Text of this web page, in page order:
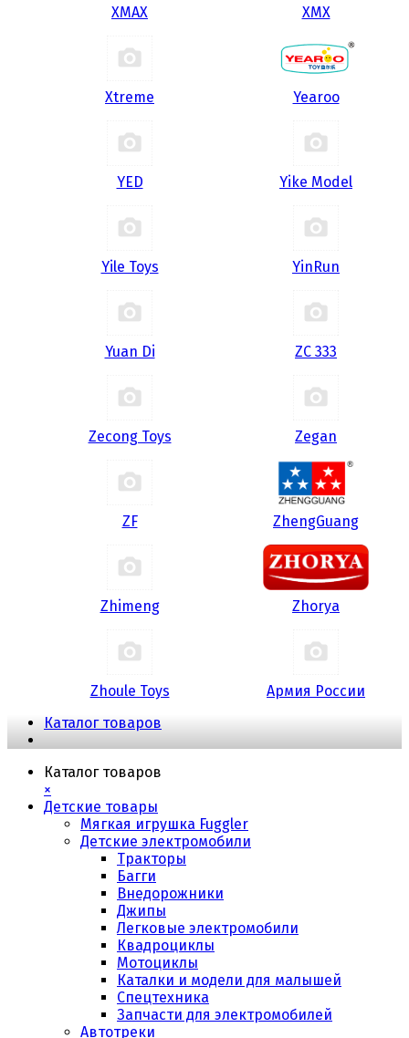
XMAX XMX
Xtreme Yearoo
YED Yike Model
Yile Toys YinRun
Yuan Di ZC 333
Zecong Toys Zegan
ZF ZhengGuang
Zhimeng Zhorya
Zhoule Toys
Армия России
Каталог товаров
Каталог товаров
×
Детские товары
Мягкая игрушка Fuggler
Детские электромобили
Тракторы
Багги
Внедорожники
Джипы
Легковые электромобили
Квадроциклы
Мотоциклы
Каталки и модели для малышей
Спецтехника
Запчасти для электромобилей
Автотреки